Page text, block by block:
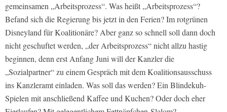
gemeinsamen „Arbeitsprozess“. Was heißt „Arbeitsprozess“?
Befand sich die Regierung bis jetzt in den Ferien? Im rotgrünen
Disneyland für Koalitionäre? Aber ganz so schnell soll dann doch
nicht geschuftet werden, „der Arbeitsprozess“ nicht allzu hastig
beginnen, denn erst Anfang Juni will der Kanzler die
„Sozialpartner“ zu einem Gespräch mit dem Koalitionsausschuss
ins Kanzleramt einladen. Was soll das werden? Ein Blindekuh-
Spielen mit anschließend Kaffee und Kuchen? Oder doch eher